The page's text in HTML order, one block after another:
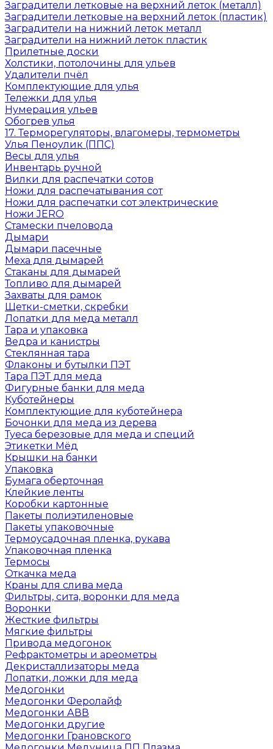
Заградители летковые на верхний леток (металл)
Заградители летковые на верхний леток (пластик)
Заградители на нижний леток металл
Заградители на нижний леток пластик
Прилетные доски
Холстики, потолочины для ульев
Удалители пчёл
Комплектующие для улья
Тележки для улья
Нумерация ульев
Обогрев улья
17. Терморегуляторы, влагомеры, термометры
Улья Пеноулик (ППС)
Весы для улья
Инвентарь ручной
Вилки для распечатки сотов
Ножи для распечатывания сот
Ножи для распечатки сот электрические
Ножи JERO
Стамески пчеловода
Дымари
Дымари пасечные
Меха для дымарей
Стаканы для дымарей
Топливо для дымарей
Захваты для рамок
Щетки-сметки, скребки
Лопатки для меда металл
Тара и упаковка
Ведра и канистры
Стеклянная тара
Флаконы и бутылки ПЭТ
Тара ПЭТ для меда
Фигурные банки для меда
Куботейнеры
Комплектующие для куботейнера
Бочонки для меда из дерева
Туеса березовые для меда и специй
Этикетки Мёд
Крышки на банки
Упаковка
Бумага оберточная
Клейкие ленты
Коробки картонные
Пакеты полиэтиленовые
Пакеты упаковочные
Термоусадочная пленка, рукава
Упаковочная пленка
Термосы
Откачка меда
Краны для слива меда
Фильтры, сита, воронки для меда
Воронки
Жесткие фильтры
Мягкие фильтры
Привода медогонок
Рефрактометры и ареометры
Декристаллизаторы меда
Лопатки, ложки для меда
Медогонки
Медогонки Феролайф
Медогонки АВВ
Медогонки другие
Медогонки Грановского